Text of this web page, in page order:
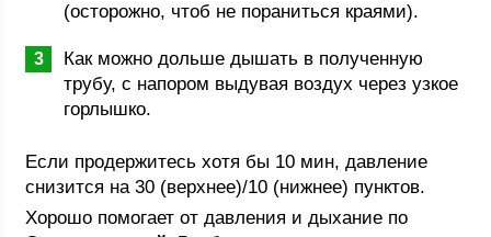
(осторожно, чтоб не пораниться краями).
Как можно дольше дышать в полученную
трубу, с напором выдувая воздух через узкое
горлышко.
Если продержитесь хотя бы 10 мин, давление
снизится на 30 (верхнее)/10 (нижнее) пунктов.
Хорошо помогает от давления и дыхание по